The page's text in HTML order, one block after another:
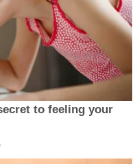
to feeling your